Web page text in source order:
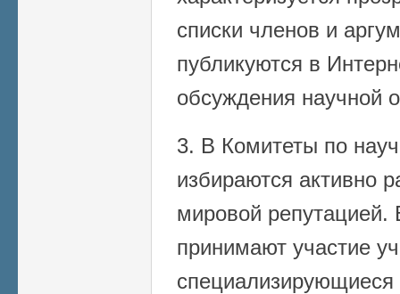
списки членов и
публикуются в
обсуждения научной
3. В Комитеты по
избираются активно
мировой репутацией.
принимают участие
специализирующиеся